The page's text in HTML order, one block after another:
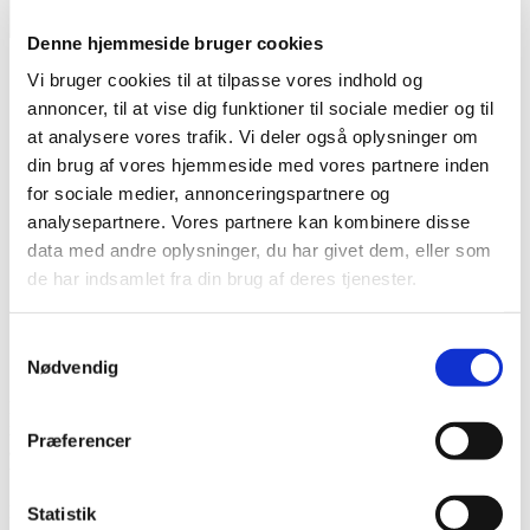
Denne hjemmeside bruger cookies
Vi bruger cookies til at tilpasse vores indhold og
annoncer, til at vise dig funktioner til sociale medier og til
at analysere vores trafik. Vi deler også oplysninger om
din brug af vores hjemmeside med vores partnere inden
for sociale medier, annonceringspartnere og
analysepartnere. Vores partnere kan kombinere disse
data med andre oplysninger, du har givet dem, eller som
de har indsamlet fra din brug af deres tjenester.
Nødvendig
Præferencer
Statistik
Værktøjer og materialer
Vores Arbejde
Tilmelding
Hvem er vi
Kontakt
Kategorier
Nyheder|oktober 31, 2018
FIU-Ligestilling tilbyder nye forløb med
kompetencegivende eksamen i 2019!
nye muligheder for dig selv og dit karriereliv? Så tag springet med et
af FIU-Ligestillings tre nye uddannelsesforløb med mulighed for at
FIU-ligestilling udbyder i foråret tre forskellige forløb, hvor du har